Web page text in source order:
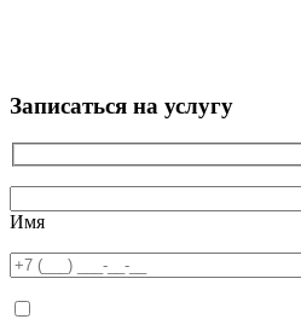
Записаться на услугу
Имя